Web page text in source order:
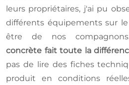
leurs propriétaires, j'ai pu
différents équipements sur
être de nos
concrète fait toute la
pas de lire des fiches
produit en conditions